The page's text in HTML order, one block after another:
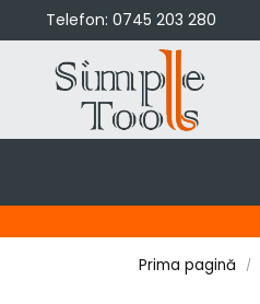
Telefon: 0745 203 280
Prima pagină /